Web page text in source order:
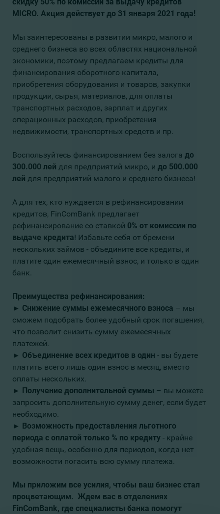
MICRO. Акция действует до 31 января 2021 года!
Мы заинтересованы в развитии микро, малого и
среднего бизнеса во всех областях национальной
экономики, поэтому предлагаем кредиты для
финансирования оборотного капитала,
приобретения оборудования и товаров, закупки
продукции, сырья, материалов, для оплаты
транспортных расходов, зарплат и других
операционных расходов, приобретения
недвижимости, транспортных средств и пр.
Воспользуйтесь финансированием без залога до
300.000 лей для предприятий микро, и до 500.000
лей для предприятий малого и среднего бизнеса!
А для тех, кто нуждается в рефинансировании
кредитов, FinComBank предлагает
рефинансирование со ставкой 0% от комиссии по
выдаче кредита! Избавьте себя от бремени
нескольких займов - объедините все кредиты, и
платите один ежемесячный взнос, и только в один
банк.
Преимущества рефинансирования:
► Снижение суммы ежемесячного взноса – мы
сможем подобрать более удобный срок погашения,
что позволит снизить сумму ежемесячных
платежей.
► Объединение всех кредитов в один - вы будете
платить всего лишь один взнос в месяц, вместо
оплаты нескольких.
► Получение дополнительной суммы – вы можете
запросить дополнительную сумму денег, если будет
необходимо.
► Возможность предоставления льготного
периода с оплатой только % по кредиту - крайне
удобная вещь, особенно для периодов, когда нет
возможности погасить всю сумму платежа.
Мы приложим все усилия, чтобы ваш бизнес стал
процветающим. Ждем вас в отделениях
FinComBank, где специалисты банка помогут